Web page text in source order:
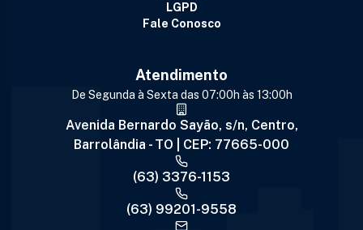
LGPD
Fale Conosco
Atendimento
De Segunda à Sexta das 07:00h às 13:00h
Avenida Bernardo Sayão, s/n, Centro,
Barrolândia - TO | CEP: 77665-000
(63) 3376-1153
(63) 99201-9558